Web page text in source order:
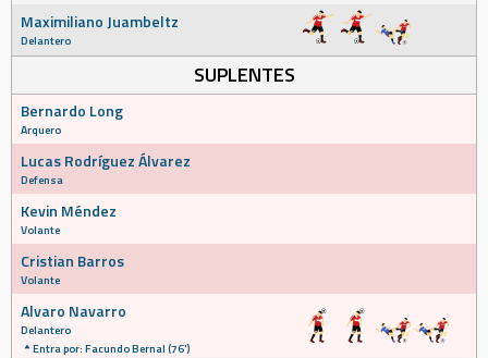
Maximiliano Juambeltz
Delantero
SUPLENTES
Bernardo Long
Arquero
Lucas Rodríguez Álvarez
Defensa
Kevin Méndez
Volante
Cristian Barros
Volante
Alvaro Navarro
Delantero
Entra por: Facundo Bernal (76')